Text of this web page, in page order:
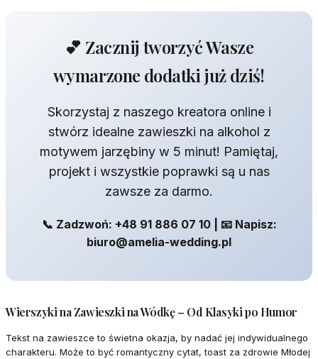
💕 Zacznij tworzyć Wasze
wymarzone dodatki już dziś!
Skorzystaj z naszego kreatora online i
stwórz idealne zawieszki na alkohol z
motywem jarzębiny w 5 minut! Pamiętaj,
projekt i wszystkie poprawki są u nas
zawsze za darmo.
📞 Zadzwoń: +48 91 886 07 10 | 📧 Napisz:
biuro@amelia-wedding.pl
Wierszyki na Zawieszki na Wódkę – Od Klasyki po Humor
Tekst na zawieszce to świetna okazja, by nadać jej indywidualnego
charakteru. Może to być romantyczny cytat, toast za zdrowie Młodej